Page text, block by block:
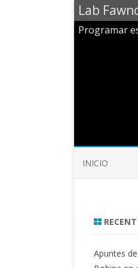
Lab
Programar
INICIO
Apuntes